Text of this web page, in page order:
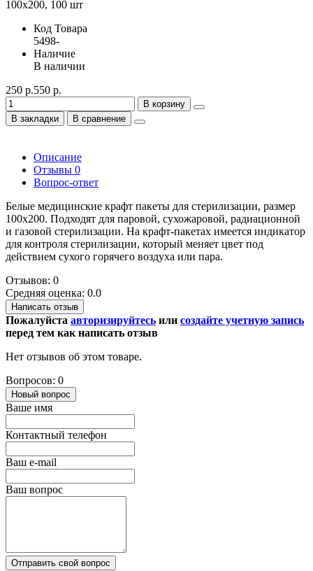
Код Товара
5498-
Наличие
В наличии
250 р.550 р.
В корзину
В закладки
В сравнение
Описание
Отзывы 0
Вопрос-ответ
Белые медицинские крафт пакеты для стерилизации, размер
100х200. Подходят для паровой, сухожаровой, радиационной
и газовой стерилизации. На крафт-пакетах имеется индикатор
для контроля стерилизации, который меняет цвет под
действием сухого горячего воздуха или пара.
Отзывов: 0
Средняя оценка: 0.0
Написать отзыв
Пожалуйста авторизируйтесь или создайте учетную запись
перед тем как написать отзыв
Нет отзывов об этом товаре.
Вопросов: 0
Новый вопрос
Ваше имя
Контактный телефон
Ваш e-mail
Ваш вопрос
Отправить свой вопрос